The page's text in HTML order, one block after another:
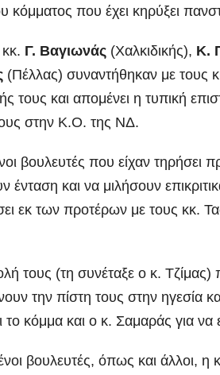
κόμματος που έχει κηρύξει
Γ. Βαγιωνάς (Χαλκιδικής), Κ.
(Πέλλας) συναντήθηκαν με τους
τους και απομένει η τυπική
στην Κ.Ο. της ΝΔ.
βουλευτές που είχαν τηρήσει
ένταση και να μιλήσουν
εκ των προτέρων με τους κκ.
τους (τη συνέταξε ο κ.
την πίστη τους στην ηγεσία
κόμμα και ο κ. Σαμαράς για να
βουλευτές, όπως και άλλοι, η